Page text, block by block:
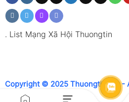
. List Mạng Xã Hội Thuongtin
Copyright © 2025 Thuongtin.net -